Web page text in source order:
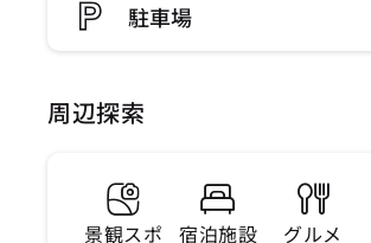
駐車場
周辺探索
景観スポ
宿泊施設 グルメ